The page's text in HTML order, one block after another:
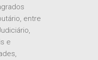
160
entre
e